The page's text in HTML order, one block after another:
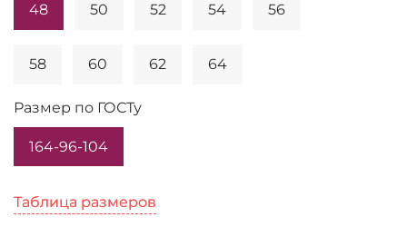
Таблица размеров
Таблица размеров
48 50 52 54 56
58 60 62 64
Размер по ГОСТу
164-96-104